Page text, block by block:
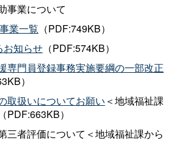
事業について
業一覧 （PDF:749KB）
お知らせ（PDF:574KB）
専門員登録事務実施要綱の一部改正
）
取扱いについてお願い ＜地域福祉課
PDF:663KB）
三者評価について＜地域福祉課から